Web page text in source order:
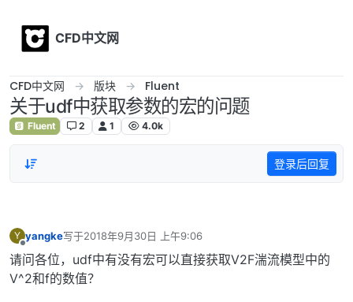
CFD中文网
CFD中文网 版块 Fluent
关于udf中获取参数的宏的问题
Fluent 2 1 4.0k
登录后回复
Y
离线
yangke写于2018年9月30日 上午9:06
最后由 编辑
请问各位，udf中有没有宏可以直接获取V2F湍流模型中的
V^2和f的数值？